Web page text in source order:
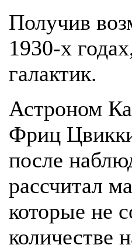
Получив
1930-х
галактик.
Астроном
Фриц
после
рассчитал
которые не
количестве